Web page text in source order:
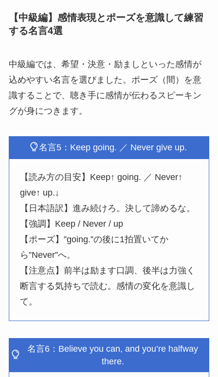
【中級編】感情表現とポーズを意識して練習
する名言4選
中級編では、希望・決意・励ましといった感情が
込めやすい名言を選びました。ポーズ（間）を意
識することで、聴き手に感情が伝わるスピーキン
グが身につきます。
名言5：Keep going. ／ Never give up.
【読み方の目安】Keep↑ going. ／ Never↑
give↑ up.↓
【日本語訳】進み続けろ。決して諦めるな。
【強調】Keep / Never / up
【ポーズ】”going.”の後に1拍置いてか
ら”Never”へ。
【注意点】前半は励ます口調、後半は力強く
断言する気持ちで読む。感情の変化を意識し
て。
名言6：Believe you can, and you’re halfway
there.